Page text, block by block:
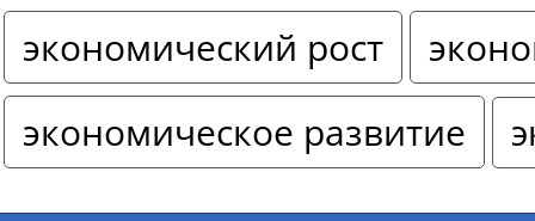
экономический рост
экономическое развитие